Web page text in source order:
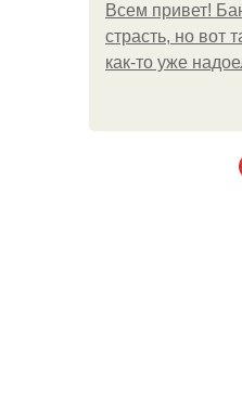
Всем привет!
страсть, но вот
как-то уже